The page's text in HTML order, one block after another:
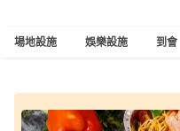
場地設施 娛樂設施 到會